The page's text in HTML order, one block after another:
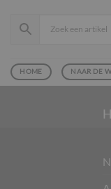
naar
HOME NAAR DE